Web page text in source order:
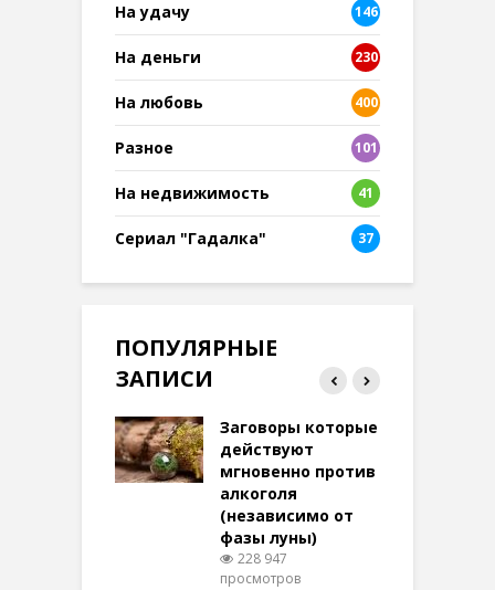
На удачу 146
На деньги 230
На любовь 400
Разное
101
8
На недвижимость 41
Сериал "Гадалка" 37
ПОПУЛЯРНЫЕ
ЗАПИСИ
Заговоры которые
действуют
мгновенно против
алкоголя
(независимо от
фазы луны)
228 947
просмотров